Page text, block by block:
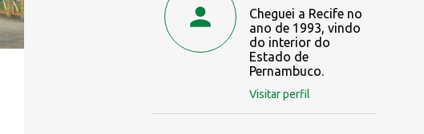
Cheguei a Recife no
ano de 1993, vindo
do interior do
Estado de
Pernambuco.
Visitar perfil